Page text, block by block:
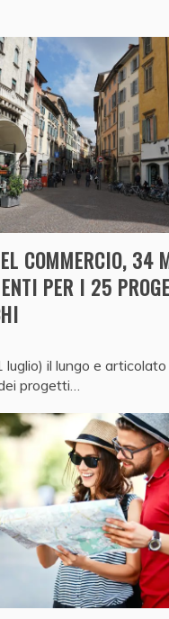
COMMERCIO, 34
PER I 25
luglio) il lungo e
progetti…